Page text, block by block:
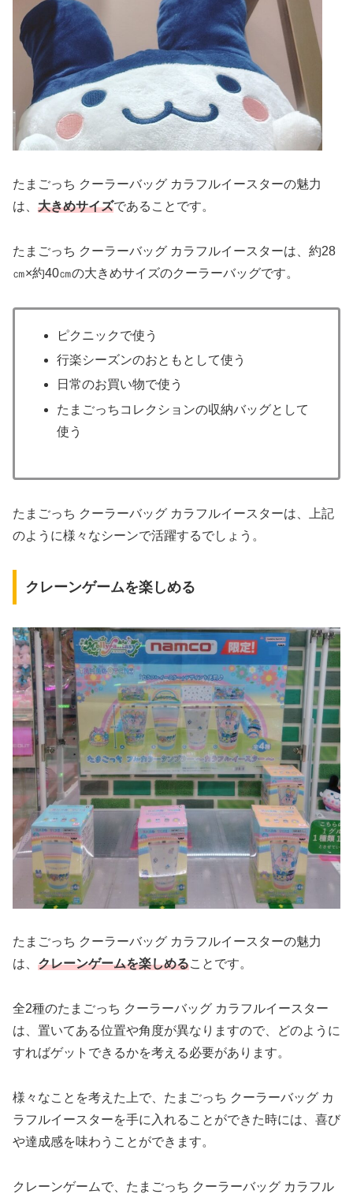
たまごっち クーラーバッグ カラフルイースターの魅力
は、 大きめサイズであることです。
たまごっち クーラーバッグ カラフルイースターは、約28
㎝×約40㎝の大きめサイズのクーラーバッグです。
ピクニックで使う
行楽シーズンのおともとして使う
日常のお買い物で使う
たまごっちコレクションの収納バッグとして
使う
たまごっち クーラーバッグ カラフルイースターは、上記
のように様々なシーンで活躍するでしょう。
クレーンゲームを楽しめる
たまごっち クーラーバッグ カラフルイースターの魅力
は、 クレーンゲームを楽しめることです。
全2種のたまごっち クーラーバッグ カラフルイースター
は、置いてある位置や角度が異なりますので、どのように
すればゲットできるかを考える必要があります。
様々なことを考えた上で、たまごっち クーラーバッグ カ
ラフルイースターを手に入れることができた時には、喜び
や達成感を味わうことができます。
クレーンゲームで、たまごっち クーラーバッグ カラフル